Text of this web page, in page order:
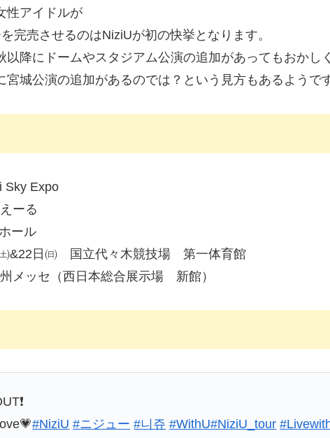
性アイドルが
完売させるのはNiziUが初の快挙となります。
降にドームやスタジアム公演の追加があってもおかし
宮城公演の追加があるのでは？という見方もあるようで
Expo
ーる
ール
&22日㈰ 国立代々木競技場 第一体育館
メッセ（西日本総合展示場 新館）
#NiziU #ニジュー #니쥬 #WithU#NiziU_tour